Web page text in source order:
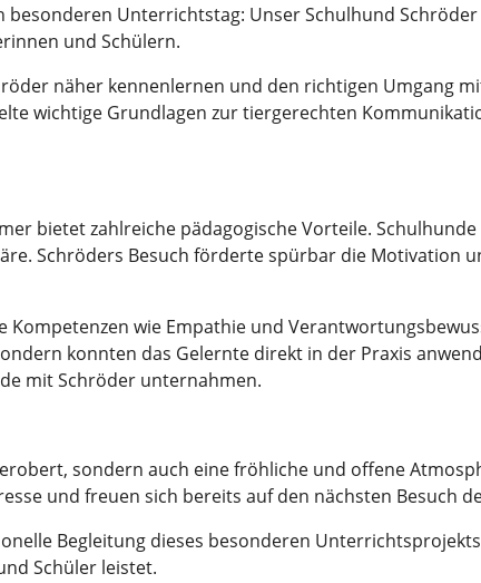
besonderen Unterrichtstag: Unser Schulhund
und Schülern.
näher kennenlernen und den richtigen Umgang
wichtige Grundlagen zur tiergerechten
bietet zahlreiche pädagogische Vorteile.
Schröders Besuch förderte spürbar die Motivation
Kompetenzen wie Empathie und
konnten das Gelernte direkt in der Praxis
mit Schröder unternahmen.
sondern auch eine fröhliche und offene
und freuen sich bereits auf den nächsten Besuch
Begleitung dieses besonderen
Schüler leistet.